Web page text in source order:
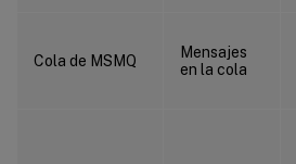
Cola de MSMQ
Mensajes
en la cola